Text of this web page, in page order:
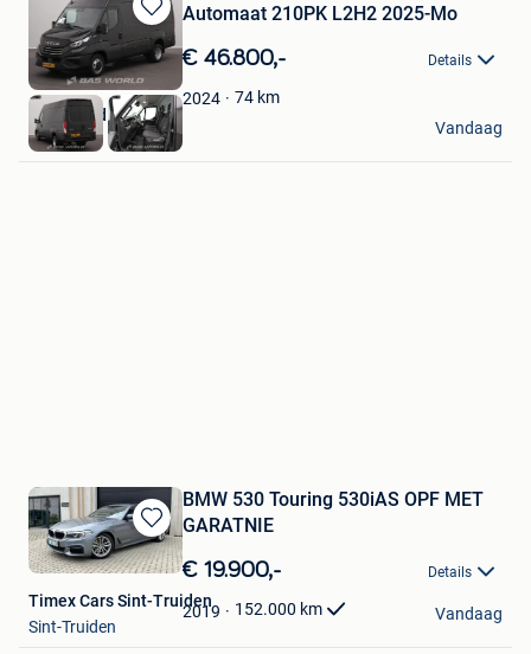
Bewaren
in
Mijn
Favorieten
Automaat 210PK L2H2 2025-Mo
€ 46.800,- Details
2024 74 km
BAS World
Veghel
Vandaag
Bewaren
in
Favorieten
BMW 530 Touring 530iAS OPF MET
GARATNIE
€ 19.900,- Details
2019 152.000 km
Timex Cars Sint-Truiden
Sint-Truiden
Vandaag